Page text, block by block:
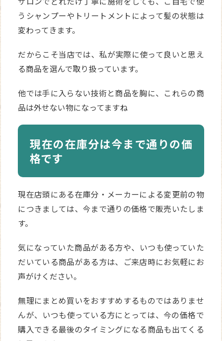
うシャンプーやトリートメントによって髪の状態は
変わってきます。
だからこそ当店では、私が実際に使って良いと思え
る商品を選んで取り扱っています。
他では手に入らない技術と商品を胸に、これらの商
品は外せない物になってますね
現在の在庫分は今まで通りの価
格です
現在店頭にある在庫分・メーカーによる変更前の物
につきましては、今まで通りの価格で販売いたしま
す。
気になっていた商品がある方や、いつも使っていた
だいている商品がある方は、ご来店時にお気軽にお
声がけください。
無理にまとめ買いをおすすめするものではありませ
んが、いつも使っている方にとっては、今の価格で
購入できる最後のタイミングになる商品も出てくる